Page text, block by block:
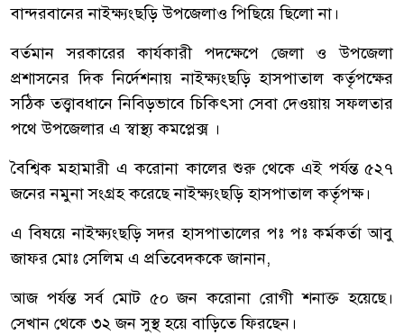
বান্দরবানের নাইক্ষ্যংছড়ি উপজেলাও পিছিয়ে ছিলো না।
বর্তমান সরকারের কার্যকারী পদক্ষেপে জেলা ও উপজেলা
প্রশাসনের দিক নির্দেশনায় নাইক্ষ্যংছড়ি হাসপাতাল কর্তৃপক্ষের
সঠিক তত্ত্বাবধানে নিবিড়ভাবে চিকিৎসা সেবা দেওয়ায় সফলতার
পথে উপজেলার এ স্বাস্থ্য কমপ্লেক্স ।
বৈশ্বিক মহামারী এ করোনা কালের শুরু থেকে এই পর্যন্ত ৫২৭
জনের নমুনা সংগ্রহ করেছে নাইক্ষ্যংছড়ি হাসপাতাল কর্তৃপক্ষ।
এ বিষয়ে নাইক্ষ্যংছড়ি সদর হাসপাতালের পঃ পঃ কর্মকর্তা আবু
জাফর মোঃ সেলিম এ প্রতিবেদককে জানান,
আজ পর্যন্ত সর্ব মোট ৫০ জন করোনা রোগী শনাক্ত হয়েছে।
সেখান থেকে ৩২ জন সুস্থ হয়ে বাড়িতে ফিরছেন।